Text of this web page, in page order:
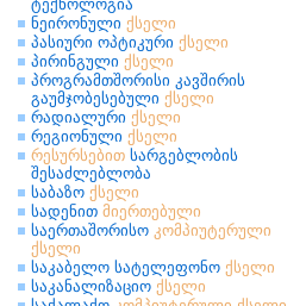
ტექნოლოგია
ნეირონული ქსელი
პასიური ოპტიკური ქსელი
პირინგული ქსელი
პროგრამთშორისი კავშირის
გაუმჯობესებული ქსელი
რადიალური ქსელი
რეგიონული ქსელი
რესურსებით სარგებლობის
შესაძლებლობა
საბაზო ქსელი
სადენით მიერთებული
საერთაშორისო კომპიუტერული
ქსელი
საკაბელო სატელეფონო ქსელი
საკანალიზაციო ქსელი